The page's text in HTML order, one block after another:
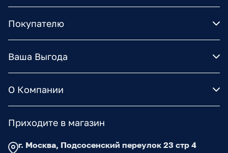
Покупателю
Ваша Выгода
О Компании
Приходите в магазин
г. Москва, Подсосенский переулок 23 стр 4